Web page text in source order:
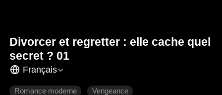
Divorcer et regretter : elle cache quel
secret ? 01
Français
Romance moderne Vengeance